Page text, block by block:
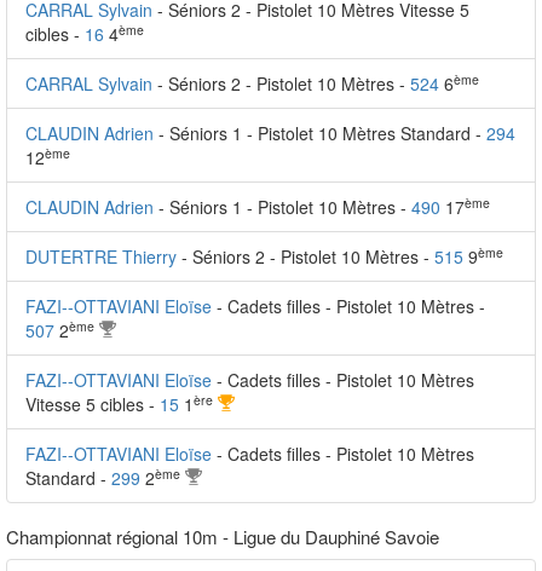
CARRAL Sylvain - Séniors 2 - Pistolet 10 Mètres Vitesse 5
cibles - 16 4ème
CARRAL Sylvain - Séniors 2 - Pistolet 10 Mètres - 524 6ème
CLAUDIN Adrien - Séniors 1 - Pistolet 10 Mètres Standard - 294
12ème
CLAUDIN Adrien - Séniors 1 - Pistolet 10 Mètres - 490 17ème
DUTERTRE Thierry - Séniors 2 - Pistolet 10 Mètres - 515 9ème
FAZI--OTTAVIANI Eloïse - Cadets filles - Pistolet 10 Mètres -
507 2ème
FAZI--OTTAVIANI Eloïse - Cadets filles - Pistolet 10 Mètres
Vitesse 5 cibles - 15 1 ère
FAZI--OTTAVIANI Eloïse - Cadets filles - Pistolet 10 Mètres
Standard - 299 2ème
Championnat régional 10m - Ligue du Dauphiné Savoie